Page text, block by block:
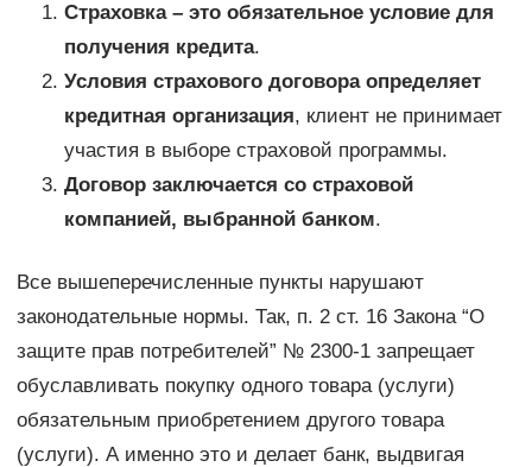
Страховка – это обязательное условие для
получения кредита.
Условия страхового договора определяет
кредитная организация, клиент не принимает
участия в выборе страховой программы.
Договор заключается со страховой
компанией, выбранной банком.
Все вышеперечисленные пункты нарушают
законодательные нормы. Так, п. 2 ст. 16 Закона “О
защите прав потребителей” № 2300-1 запрещает
обуславливать покупку одного товара (услуги)
обязательным приобретением другого товара
(услуги). А именно это и делает банк, выдвигая